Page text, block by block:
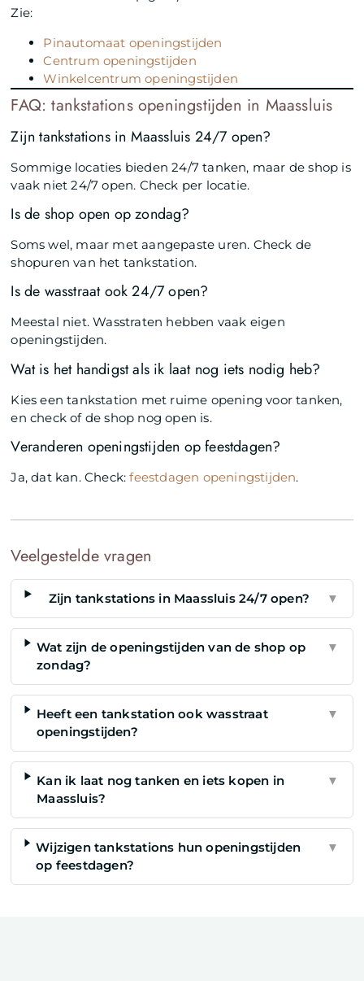
Zie:
Pinautomaat openingstijden
Centrum openingstijden
Winkelcentrum openingstijden
FAQ: tankstations openingstijden in Maassluis
Zijn tankstations in Maassluis 24/7 open?
Sommige locaties bieden 24/7 tanken, maar de shop is
vaak niet 24/7 open. Check per locatie.
Is de shop open op zondag?
Soms wel, maar met aangepaste uren. Check de
shopuren van het tankstation.
Is de wasstraat ook 24/7 open?
Meestal niet. Wasstraten hebben vaak eigen
openingstijden.
Wat is het handigst als ik laat nog iets nodig heb?
Kies een tankstation met ruime opening voor tanken,
en check of de shop nog open is.
Veranderen openingstijden op feestdagen?
Ja, dat kan. Check:feestdagen openingstijden.
Veelgestelde vragen
Zijn tankstations in Maassluis 24/7 open? ▼
Wat zijn de openingstijden van de shop op
zondag?
▼
Heeft een tankstation ook wasstraat
openingstijden?
▼
Kan ik laat nog tanken en iets kopen in
Maassluis?
▼
Wijzigen tankstations hun openingstijden
op feestdagen?
▼